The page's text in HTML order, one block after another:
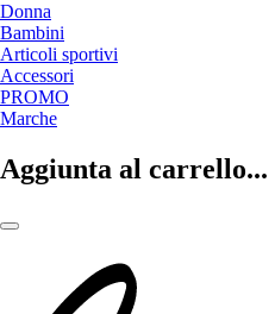
Donna
Bambini
Articoli sportivi
Accessori
PROMO
Marche
Aggiunta al carrello...